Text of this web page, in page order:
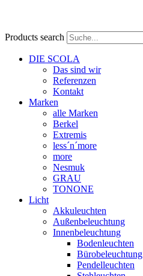
Products search
DIE SCOLA
Das sind wir
Referenzen
Kontakt
Marken
alle Marken
Berkel
Extremis
less´n´more
more
Nesmuk
GRAU
TONONE
Licht
Akkuleuchten
Außenbeleuchtung
Innenbeleuchtung
Bodenleuchten
Bürobeleuchtung
Pendelleuchten